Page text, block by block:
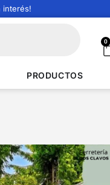
interés!
0
PRODUCTOS